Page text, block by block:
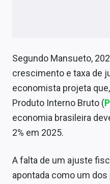
Contato
Segundo Mansueto,
crescimento e taxa de
economista projeta
Produto Interno Bruto (
economia brasileira
2% em 2025.
A falta de um ajuste
apontada como um